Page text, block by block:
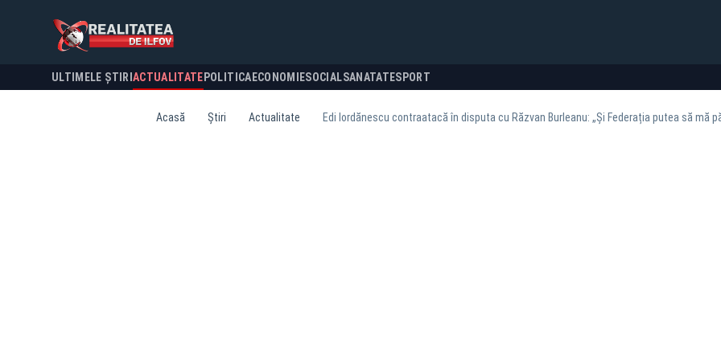
ULTIMELE ȘTIRI ACTUALITATE POLITICA ECONOMIESOCIALSANATATESPORT
Acasă Știri Actualitate Edi Iordănescu contraatacă în disputa cu Răzvan Burleanu: „Și Federația putea să mă